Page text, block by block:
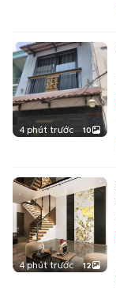
4 phút trước 10
4 phút trước 12